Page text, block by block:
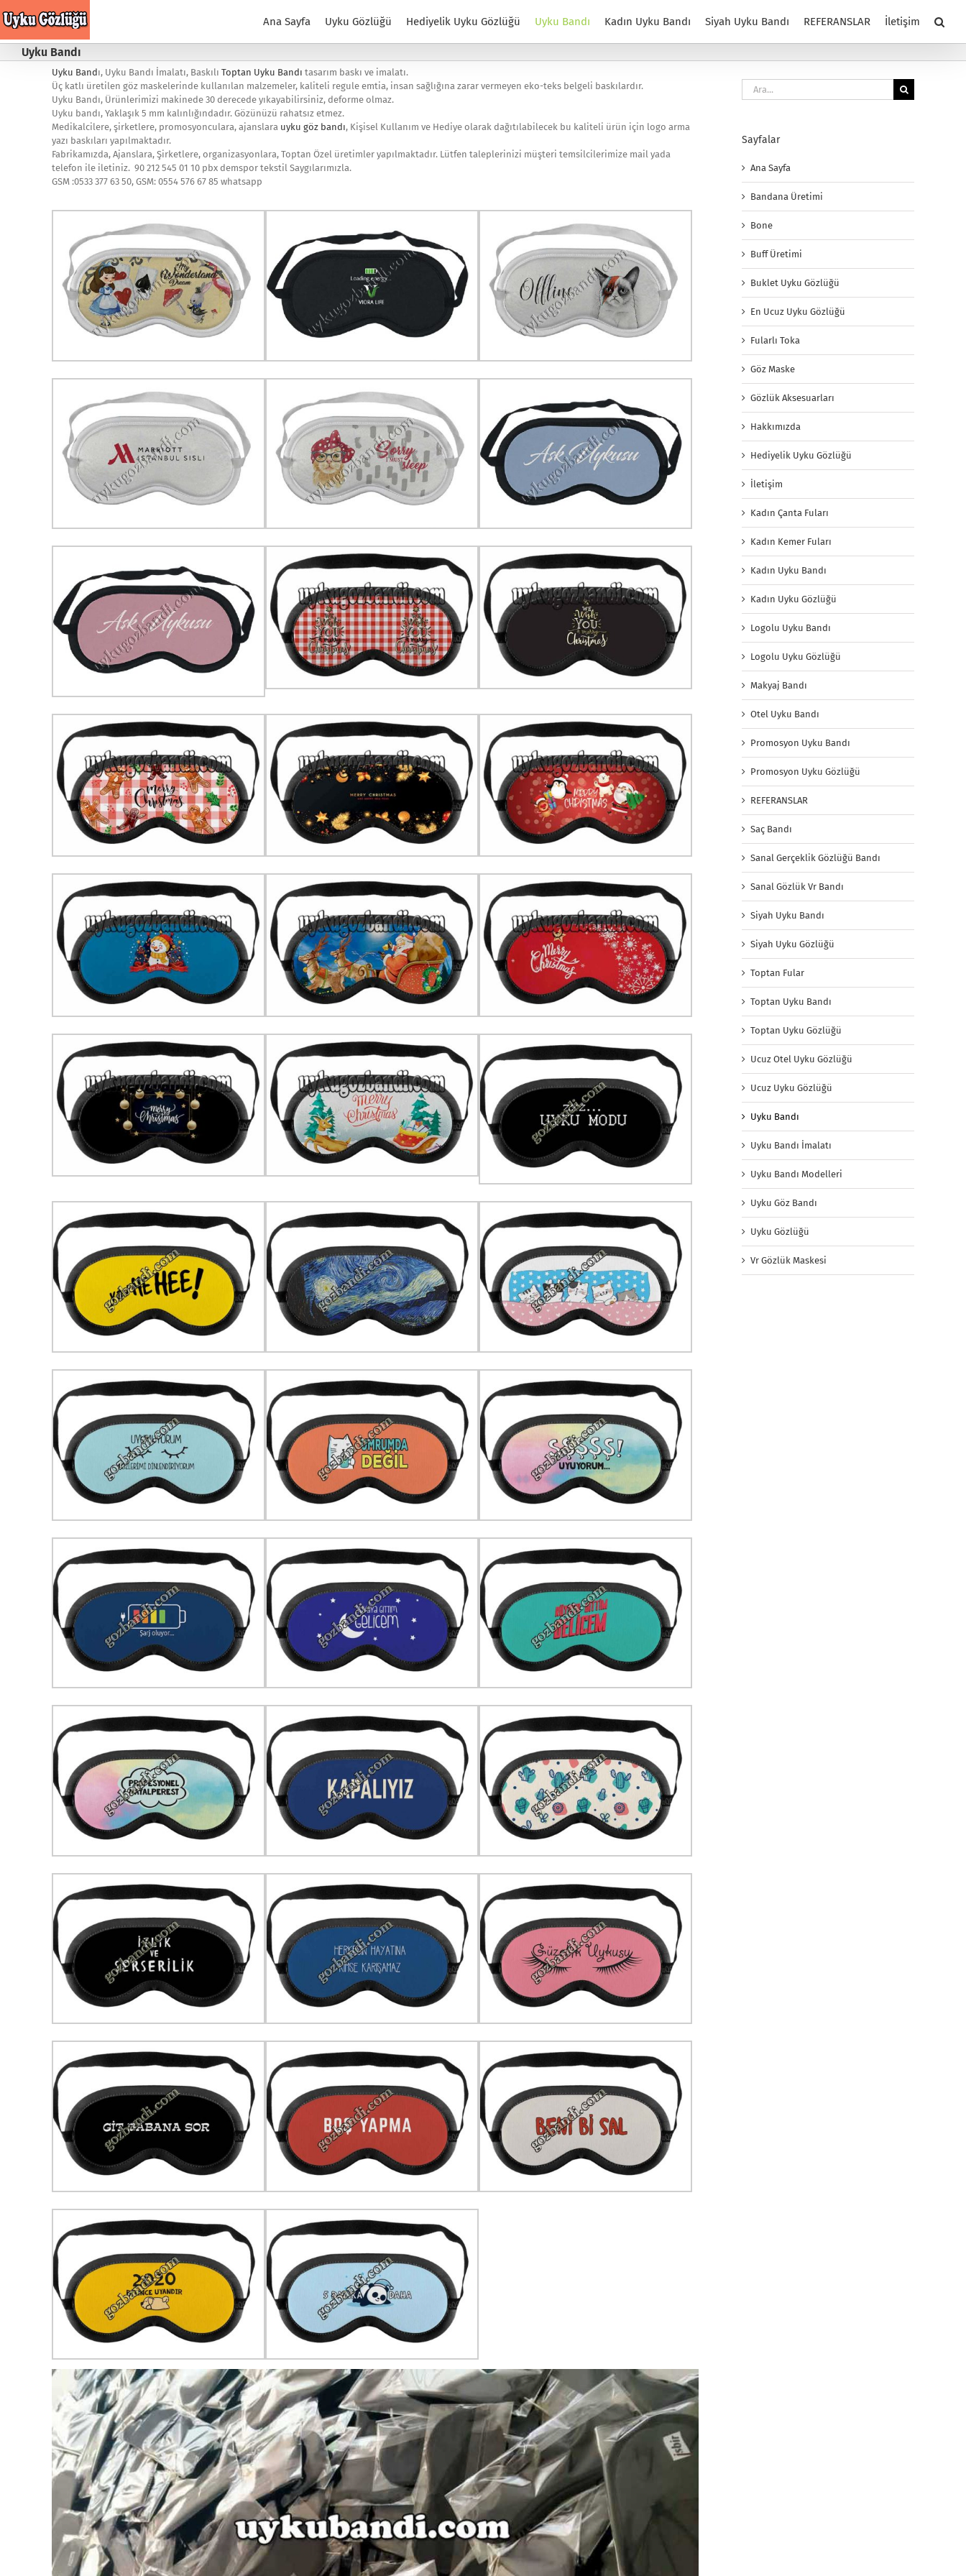
to
Ana Sayfa Uyku Gözlüğü Hediyelik Uyku Gözlüğü Uyku Bandı Kadın Uyku Bandı Siyah Uyku Bandı REFERANSLAR İletişim
Uyku Bandı
Uyku Bandı, Uyku Bandı İmalatı, Baskılı Toptan Uyku Bandı tasarım baskı ve imalatı.
Üç katlı üretilen göz maskelerinde kullanılan malzemeler, kaliteli regule emtia, insan sağlığına zarar vermeyen eko-teks belgeli baskılardır.
Uyku Bandı, Ürünlerimizi makinede 30 derecede yıkayabilirsiniz, deforme olmaz.
Uyku bandı, Yaklaşık 5 mm kalınlığındadır. Gözünüzü rahatsız etmez.
Medikalcilere, şirketlere, promosyonculara, ajanslara uyku göz bandı, Kişisel Kullanım ve Hediye olarak dağıtılabilecek bu kaliteli ürün için logo arma
yazı baskıları yapılmaktadır.
Fabrikamızda, Ajanslara, Şirketlere, organizasyonlara, Toptan Özel üretimler yapılmaktadır. Lütfen taleplerinizi müşteri temsilcilerimize mail yada
telefon ile iletiniz. 90 212 545 01 10 pbx demspor tekstil Saygılarımızla.
GSM :0533 377 63 50, GSM: 0554 576 67 85 whatsapp
Ara:
Sayfalar
Ana Sayfa
Bandana Üretimi
Bone
Buff Üretimi
Buklet Uyku Gözlüğü
En Ucuz Uyku Gözlüğü
Fularlı Toka
Göz Maske
Gözlük Aksesuarları
Hakkımızda
Hediyelik Uyku Gözlüğü
İletişim
Kadın Çanta Fuları
Kadın Kemer Fuları
Kadın Uyku Bandı
Kadın Uyku Gözlüğü
Logolu Uyku Bandı
Logolu Uyku Gözlüğü
Makyaj Bandı
Otel Uyku Bandı
Promosyon Uyku Bandı
Promosyon Uyku Gözlüğü
REFERANSLAR
Saç Bandı
Sanal Gerçeklik Gözlüğü Bandı
Sanal Gözlük Vr Bandı
Siyah Uyku Bandı
Siyah Uyku Gözlüğü
Toptan Fular
Toptan Uyku Bandı
Toptan Uyku Gözlüğü
Ucuz Otel Uyku Gözlüğü
Ucuz Uyku Gözlüğü
Uyku Bandı
Uyku Bandı İmalatı
Uyku Bandı Modelleri
Uyku Göz Bandı
Uyku Gözlüğü
Vr Gözlük Maskesi